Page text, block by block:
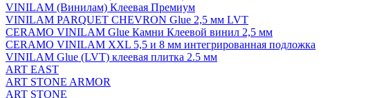
VINILAM (Винилам) Клеевая Премиум
VINILAM PARQUET CHEVRON Glue 2,5 мм LVT
CERAMO VINILAM Glue Камни Клеевой винил 2,5 мм
CERAMO VINILAM XXL 5,5 и 8 мм интегрированная подложка
VINILAM Glue (LVT) клеевая плитка 2.5 мм
ART EAST
ART STONE ARMOR
ART STONE